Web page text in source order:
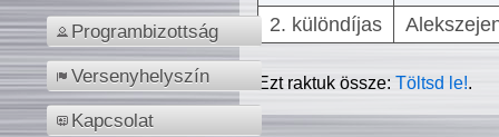
Programbizottság
Versenyhelyszín
Kapcsolat
2. különdíjas
Ezt raktuk össze:Töltsd le!.